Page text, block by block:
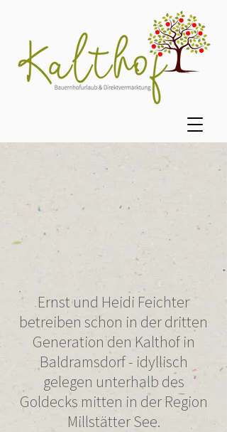
Ernst und Heidi Feichter
betreiben schon in der dritten
Generation den Kalthof in
Baldramsdorf - idyllisch
gelegen unterhalb des
Goldecks mitten in der Region
Millstätter See.